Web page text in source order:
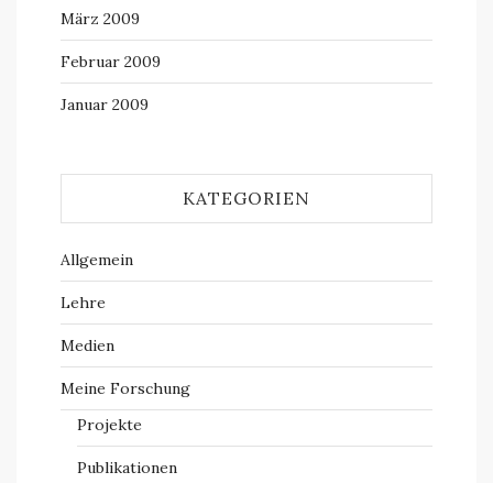
März 2009
Februar 2009
Januar 2009
KATEGORIEN
Allgemein
Lehre
Medien
Meine Forschung
Projekte
Publikationen